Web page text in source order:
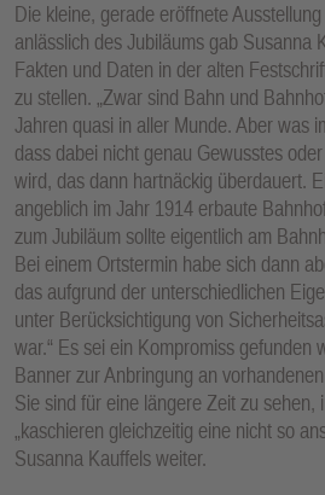
Die kleine, gerade eröffnete
anlässlich des Jubiläums gab Susanna
Fakten und Daten in der alten
zu stellen. „Zwar sind Bahn und
Jahren quasi in aller Munde. Aber was
dass dabei nicht genau Gewusstes
wird, das dann hartnäckig überdauert.
angeblich im Jahr 1914 erbaute
zum Jubiläum sollte eigentlich am
Bei einem Ortstermin habe sich dann
das aufgrund der unterschiedlichen
unter Berücksichtigung von
war.“ Es sei ein Kompromiss gefunden
Banner zur Anbringung an
Sie sind für eine längere Zeit zu sehen,
„kaschieren gleichzeitig eine nicht so
Susanna Kauffels weiter.